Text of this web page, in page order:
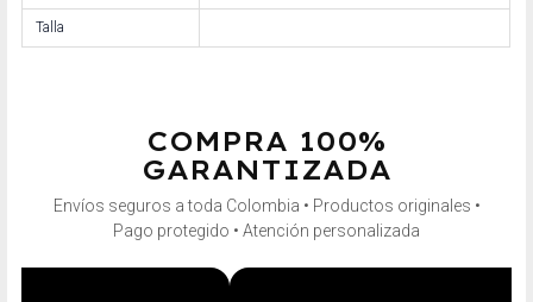
Talla
COMPRA 100%
GARANTIZADA
Envíos seguros a toda Colombia • Productos originales •
Pago protegido • Atención personalizada